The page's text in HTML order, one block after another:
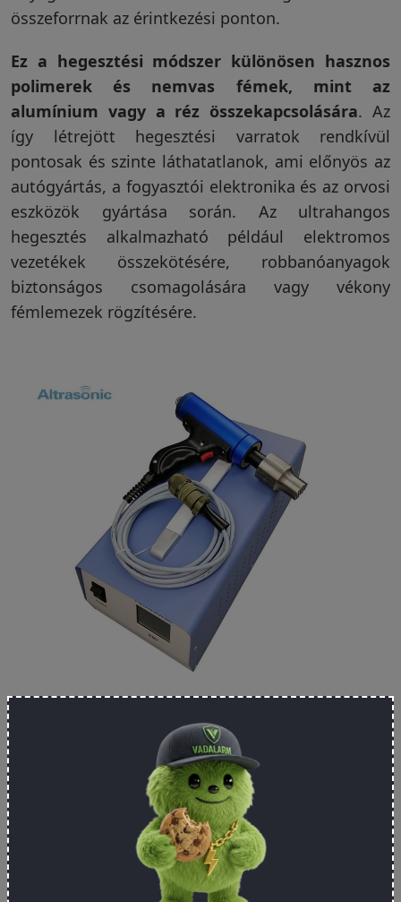
összeforrnak az érintkezési ponton.
Ez a hegesztési módszer különösen hasznos
polimerek és nemvas fémek, mint az
alumínium vagy a réz összekapcsolására. Az
így létrejött hegesztési varratok rendkívül
pontosak és szinte láthatatlanok, ami előnyös az
autógyártás, a fogyasztói elektronika és az orvosi
eszközök gyártása során. Az ultrahangos
hegesztés alkalmazható például elektromos
vezetékek összekötésére, robbanóanyagok
biztonságos csomagolására vagy vékony
fémlemezek rögzítésére.
Ez a technika előnye, hogy kevesebb hőt és
energiát igényel, mint a hagyományos hegesztési
módszerek, ezáltalminimalizálva az anyagok
deformálódásának kockázatát
erősebb és megbízhatóbb kötéseket biztosít,
mint a klasszikus rögzítési és hegesztési